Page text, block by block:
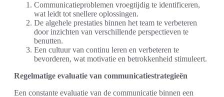
Communicatieproblemen vroegtijdig te identificeren,
wat leidt tot snellere oplossingen.
De algehele prestaties binnen het team te verbeteren
door inzichten van verschillende perspectieven te
benutten.
Een cultuur van continu leren en verbeteren te
bevorderen, wat motivatie en betrokkenheid stimuleert.
Regelmatige evaluatie van communicatiestrategieën
Een constante evaluatie van de communicatie binnen een